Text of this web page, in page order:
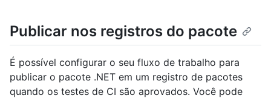
Publicar nos registros do pacote
É possível configurar o seu fluxo de trabalho para
publicar o pacote .NET em um registro de pacotes
quando os testes de CI são aprovados. Você pode